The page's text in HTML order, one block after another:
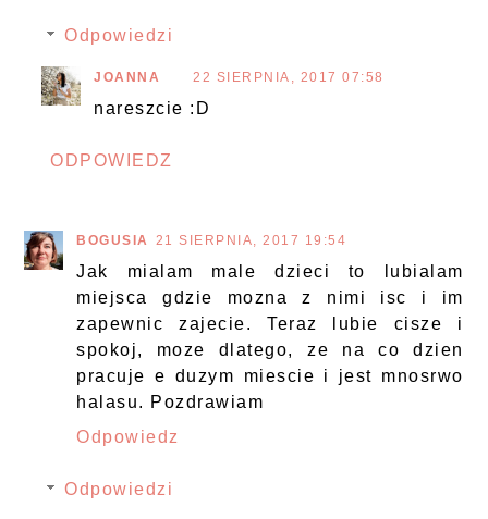
Odpowiedzi
JOANNA 22 SIERPNIA, 2017 07:58
nareszcie :D
ODPOWIEDZ
BOGUSIA 21 SIERPNIA, 2017 19:54
Jak mialam male dzieci to lubialam
miejsca gdzie mozna z nimi isc i im
zapewnic zajecie. Teraz lubie cisze i
spokoj, moze dlatego, ze na co dzien
pracuje e duzym miescie i jest mnosrwo
halasu. Pozdrawiam
Odpowiedz
Odpowiedzi